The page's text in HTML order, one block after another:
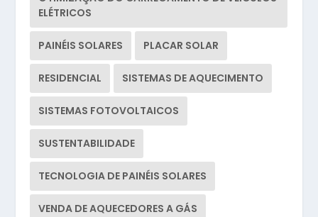
ELÉTRICOS
PAINÉIS SOLARES PLACAR SOLAR
RESIDENCIAL SISTEMAS DE AQUECIMENTO
SISTEMAS FOTOVOLTAICOS
SUSTENTABILIDADE
TECNOLOGIA DE PAINÉIS SOLARES
VENDA DE AQUECEDORES A GÁS